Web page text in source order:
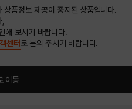
품정보 제공이 중지된 상품입니다.
해 보시기 바랍니다.
센터 로 문의 주시기 바랍니다.
이동